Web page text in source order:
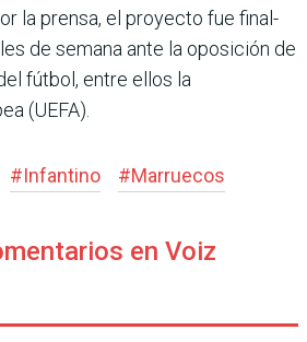
la prensa, el proyecto fue final­
de semana ante la oposición de
fútbol, entre ellos la
(UEFA).
#Infantino #Marruecos
en Voiz